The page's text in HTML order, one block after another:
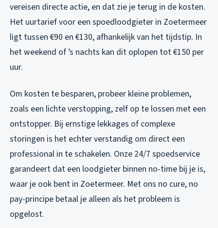
vereisen directe actie, en dat zie je terug in de kosten.
Het uurtarief voor een spoedloodgieter in Zoetermeer
ligt tussen €90 en €130, afhankelijk van het tijdstip. In
het weekend of ’s nachts kan dit oplopen tot €150 per
uur.
Om kosten te besparen, probeer kleine problemen,
zoals een lichte verstopping, zelf op te lossen met een
ontstopper. Bij ernstige lekkages of complexe
storingen is het echter verstandig om direct een
professional in te schakelen. Onze 24/7 spoedservice
garandeert dat een loodgieter binnen no-time bij je is,
waar je ook bent in Zoetermeer. Met ons no cure, no
pay-principe betaal je alleen als het probleem is
opgelost.